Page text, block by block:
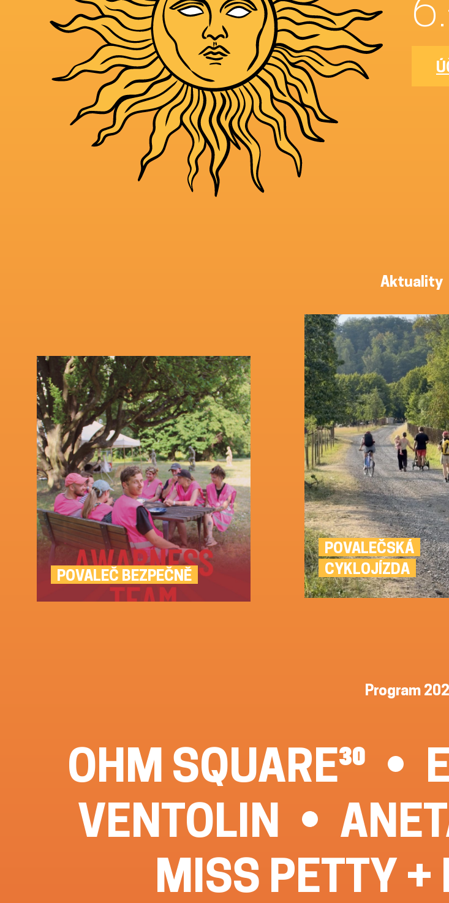
Aktuality
POVALEČ BEZPEČNĚ
POVALEČSKÁ
CYKLOJÍZDA
Program
OHM SQUARE³⁰
VENTOLIN
MISS PETTY +